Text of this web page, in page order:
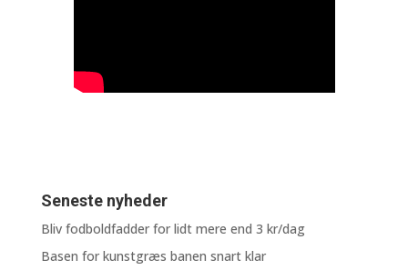
Seneste nyheder
Bliv fodboldfadder for lidt mere end 3 kr/dag
Basen for kunstgræs banen snart klar